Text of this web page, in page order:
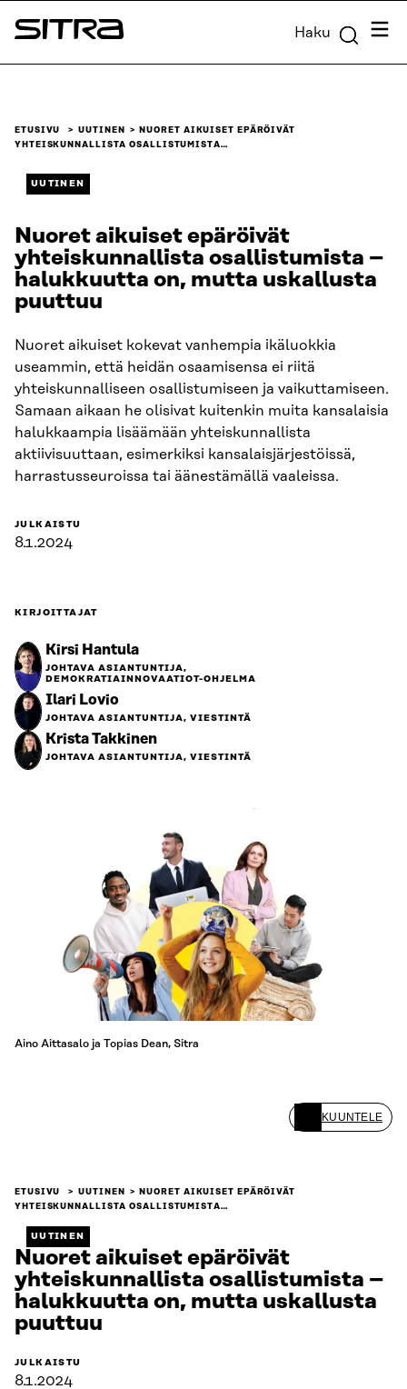
Siirry
suoraan
Sitra Haku
ETUSIVU UUTINEN
NUORET AIKUISET EPÄRÖIVÄT
YHTEISKUNNALLISTA OSALLISTUMISTA…
UUTINEN
Nuoret aikuiset epäröivät
yhteiskunnallista osallistumista –
halukkuutta on, mutta uskallusta
puuttuu
Nuoret aikuiset kokevat vanhempia ikäluokkia
useammin, että heidän osaamisensa ei riitä
yhteiskunnalliseen osallistumiseen ja vaikuttamiseen.
Samaan aikaan he olisivat kuitenkin muita kansalaisia
halukkaampia lisäämään yhteiskunnallista
aktiivisuuttaan, esimerkiksi kansalaisjärjestöissä,
harrastusseuroissa tai äänestämällä vaaleissa.
JULKAISTU
8.1.2024
KIRJOITTAJAT
Kirsi Hantula
JOHTAVA ASIANTUNTIJA,
DEMOKRATIAINNOVAATIOT-OHJELMA
Ilari Lovio
JOHTAVA ASIANTUNTIJA, VIESTINTÄ
Krista Takkinen
JOHTAVA ASIANTUNTIJA, VIESTINTÄ
Aino Aittasalo ja Topias Dean, Sitra
KUUNTELE
ETUSIVU UUTINEN
NUORET AIKUISET EPÄRÖIVÄT
YHTEISKUNNALLISTA OSALLISTUMISTA…
UUTINEN
Nuoret aikuiset epäröivät
yhteiskunnallista osallistumista –
halukkuutta on, mutta uskallusta
puuttuu
JULKAISTU
8.1.2024